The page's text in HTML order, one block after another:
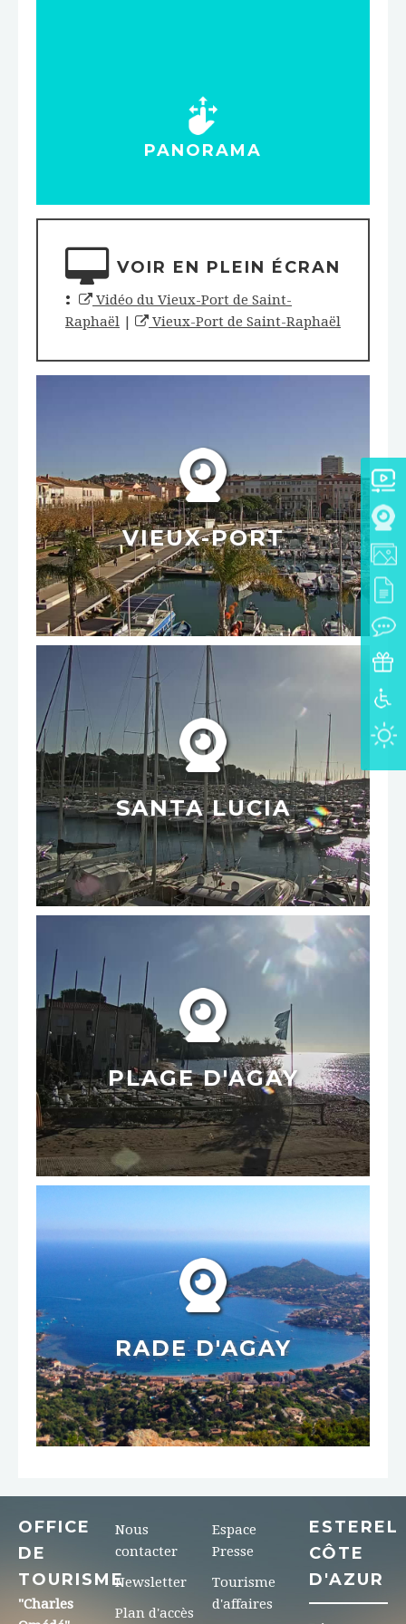
PANORAMA
VOIR EN PLEIN ÉCRAN
:
Vidéo du Vieux-Port de Saint-
Raphaël | Vieux-Port de Saint-Raphaël
VIEUX-PORT
SANTA LUCIA
PLAGE D'AGAY
RADE D'AGAY
OFFICE
DE
TOURISME
"Charles
Nous
contacter
Newsletter
Plan d'accès
Espace
Presse
Tourisme
d'affaires
ESTEREL
CÔTE
D'AZUR